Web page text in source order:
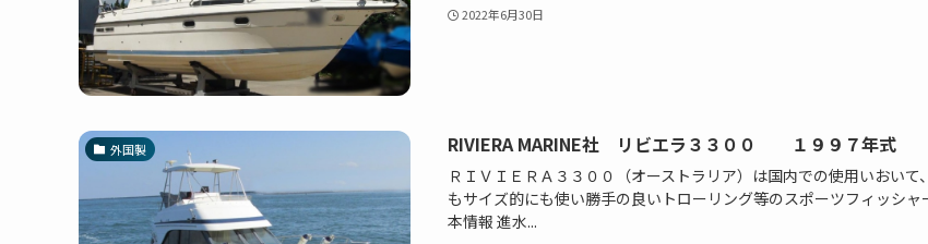
2022年6月30日
外国製 RIVIERA MARINE社 リビエラ３３００ １９９７年式
ＲＩＶＩＥＲＡ３３００（オーストラリア）は国内での使用いおいて
もサイズ的にも使い勝手の良いトローリング等のスポーツフィッシャ
本情報 進水...